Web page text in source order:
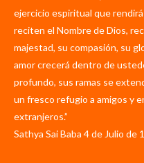
ejercicio espiritual que
reciten el Nombre de Dios,
majestad, su compasión, su
amor crecerá dentro de
profundo, sus ramas se
un fresco refugio a amigos y
extranjeros.”
Sathya Sai Baba 4 de Julio de